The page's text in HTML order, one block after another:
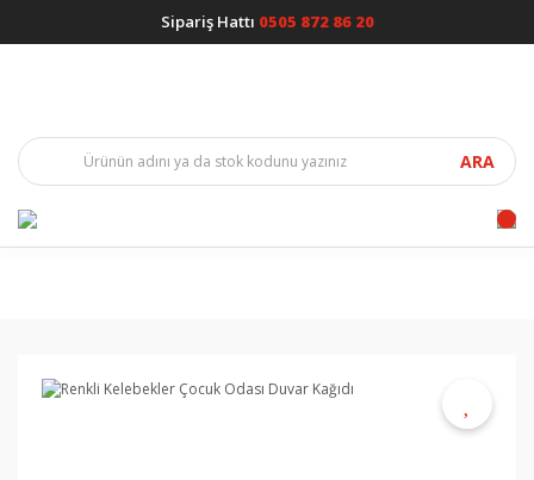
Sipariş Hattı 0505 872 86 20
ARA